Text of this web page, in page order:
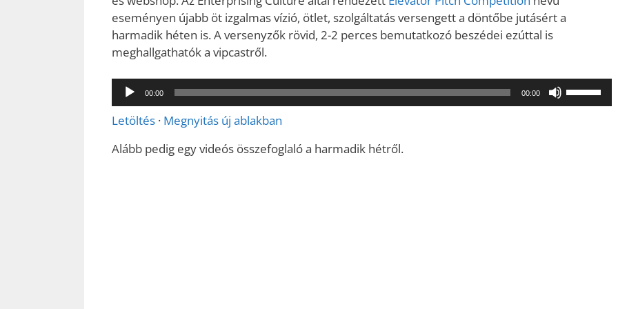
eseményen újabb öt izgalmas vízió, ötlet, szolgáltatás versengett a döntőbe jutásért a
harmadik héten is. A versenyzők rövid, 2-2 perces bemutatkozó beszédei ezúttal is
meghallgathatók a vipcastről.
Audió
lejátszó
00:00 00:00
hangerő
Letöltés · Megnyitás új ablakban
Alább pedig egy videós összefoglaló a harmadik hétről.